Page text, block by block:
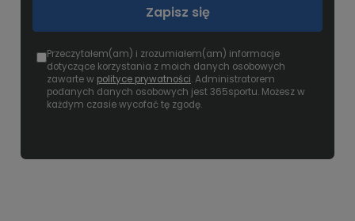
Zapisz się
Przeczytałem(am) i zrozumiałem(am) informacje
dotyczące korzystania z moich danych osobowych
zawarte w polityce prywatności. Administratorem
podanych danych osobowych jest 365sportu. Możesz w
każdym czasie wycofać tę zgodę.